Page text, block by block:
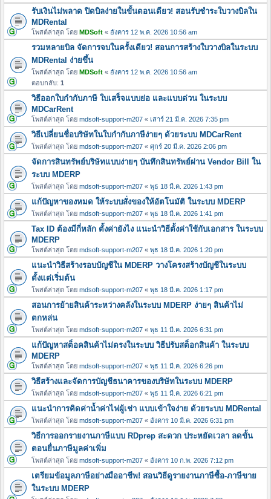
รับเงินไม่พลาด ปิดบิลง่ายในขั้นตอนเดียว! สอนรับชำระใบวางบิลใน
MDRental
โพสต์ล่าสุด โดย MDSoft « อังคาร 12 พ.ค. 2026 10:56 am
รวมหลายบิล จัดการจบในครั้งเดียว! สอนการสร้างใบวางบิลในระบบ
MDRental ง่ายขึ้น
โพสต์ล่าสุด โดย MDSoft « อังคาร 12 พ.ค. 2026 10:56 am
ตอบกลับ: 1
วิธีออกใบกำกับภาษี ใบเสร็จแบบย่อ และแบบด่วน ในระบบ
MDCarRent
โพสต์ล่าสุด โดย mdsoft-support-m207 « เสาร์ 21 มี.ค. 2026 7:35 pm
วิธีเปลี่ยนชื่อบริษัทในใบกำกับภาษีง่ายๆ ด้วยระบบ MDCarRent
โพสต์ล่าสุด โดย mdsoft-support-m207 « ศุกร์ 20 มี.ค. 2026 2:06 pm
จัดการสินทรัพย์บริษัทแบบง่ายๆ บันทึกสินทรัพย์ผ่าน Vendor Bill ใน
ระบบ MDERP
โพสต์ล่าสุด โดย mdsoft-support-m207 « พุธ 18 มี.ค. 2026 1:43 pm
แก้ปัญหาของหมด ให้ระบบสั่งของให้อัตโนมัติ ในระบบ MDERP
โพสต์ล่าสุด โดย mdsoft-support-m207 « พุธ 18 มี.ค. 2026 1:41 pm
Tax ID ต้องมีกี่หลัก ตั้งค่ายังไง แนะนำวิธีตั้งค่าใช้กับเอกสาร ในระบบ
MDERP
โพสต์ล่าสุด โดย mdsoft-support-m207 « พุธ 18 มี.ค. 2026 1:20 pm
แนะนำวิธีสร้างรอบบัญชีใน MDERP วางโครงสร้างบัญชีในระบบ
ตั้งแต่เริ่มต้น
โพสต์ล่าสุด โดย mdsoft-support-m207 « พุธ 18 มี.ค. 2026 1:17 pm
สอนการย้ายสินค้าระหว่างคลังในระบบ MDERP ง่ายๆ สินค้าไม่
ตกหล่น
โพสต์ล่าสุด โดย mdsoft-support-m207 « พุธ 11 มี.ค. 2026 6:31 pm
แก้ปัญหาสต็อคสินค้าไม่ตรงในระบบ วิธีปรับสต็อกสินค้า ในระบบ
MDERP
โพสต์ล่าสุด โดย mdsoft-support-m207 « พุธ 11 มี.ค. 2026 6:26 pm
วิธีสร้างและจัดการบัญชีธนาคารของบริษัทในระบบ MDERP
โพสต์ล่าสุด โดย mdsoft-support-m207 « พุธ 11 มี.ค. 2026 6:21 pm
แนะนำการคิดค่าน้ำค่าไฟผู้เช่า แบบเข้าใจง่าย ด้วยระบบ MDRental
โพสต์ล่าสุด โดย mdsoft-support-m207 « อังคาร 10 มี.ค. 2026 6:31 pm
วิธีการออกรายงานภาษีแบบ RDprep สะดวก ประหยัดเวลา ลดขั้น
ตอนยื่นภาษีมูลค่าเพิ่ม
โพสต์ล่าสุด โดย mdsoft-support-m207 « อังคาร 10 ก.พ. 2026 7:12 pm
เตรียมข้อมูลภาษีอย่างมืออาชีพ! สอนวิธีดูรายงานภาษีซื้อ-ภาษีขาย
ในระบบ MDERP